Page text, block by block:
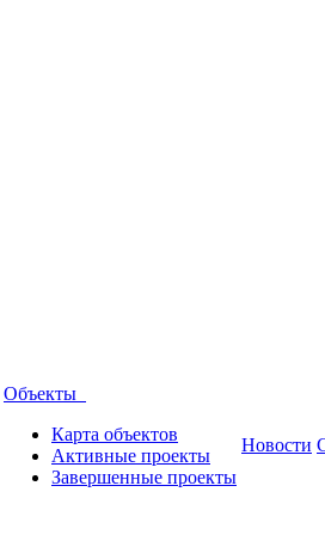
Объекты
Карта объектов
Активные проекты
Завершенные проекты
Новости